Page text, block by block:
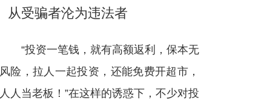
从受骗者沦为违法者
“投资一笔钱，就有高额返利，保本无
风险，拉人一起投资，还能免费开超市，
人人当老板！”在这样的诱惑下，不少对投